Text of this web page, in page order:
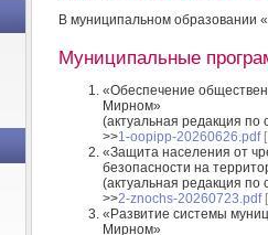
В муниципальном образовании
Муниципальные
«Обеспечение
Мирном»
(актуальная редакция
>>1-oopipp-20260626.pdf
«Защита населения от
безопасности на
(актуальная редакция
>>2-znochs-20260723.pdf
«Развитие системы
Мирном»